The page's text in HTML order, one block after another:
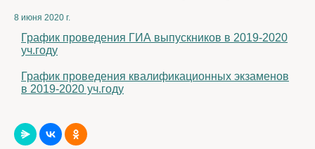
8 июня 2020 г.
График проведения ГИА выпускников в 2019-2020
уч.году
График проведения квалификационных экзаменов
в 2019-2020 уч.году